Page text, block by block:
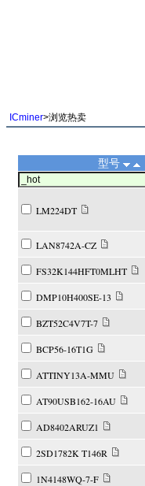
ICminer>浏览热卖
型号
LM224DT
LAN8742A-CZ
FS32K144HFT0MLHT
DMP10H400SE-13
BZT52C4V7T-7
BCP56-16T1G
ATTINY13A-MMU
AT90USB162-16AU
AD8402ARUZ1
2SD1782K T146R
1N4148WQ-7-F